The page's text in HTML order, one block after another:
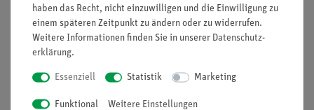
Stativfuß, teilbar, für 2
Stangen
02001-
00
1
Stativstangen,
Edelstahl, diverse
00
haben das Recht, nicht einzuwilligen und die Einwilligung zu
einem späteren Zeitpunkt zu ändern oder zu widerrufen.
Weitere Informationen finden Sie in unserer Daten­schutz­
erklärung.
Essenziell Statistik Marketing
Funktional Weitere Einstellungen